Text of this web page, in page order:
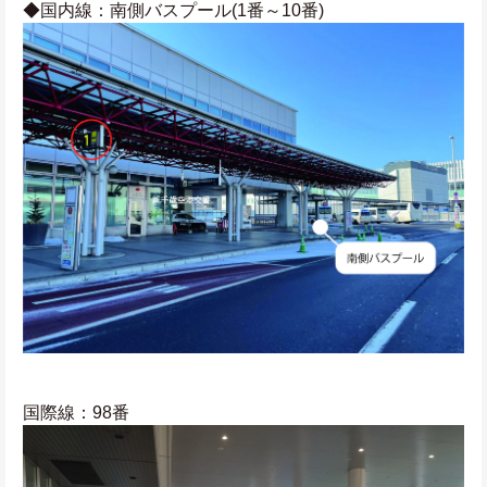
◆国内線：南側バスプール(1番～10番)
国際線：98番